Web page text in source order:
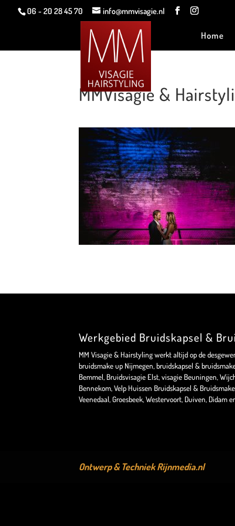
06 - 20 28 45 70 info@mmvisagie.nl
Home
MMVisagie &
Werkgebied Bruidskapsel &
MM Visagie & Hairstyling werkt altijd op de
bruidsmake up Nijmegen, bruidskapsel &
Bemmel, Bruidsvisagie Elst, visagie Beuningen,
Bennekom, Velp Huissen Bruidskapsel &
Veenedaal, Groesbeek, Westervoort, Duiven, Didam
Ontwerp & TechniekRijnmedia.nl